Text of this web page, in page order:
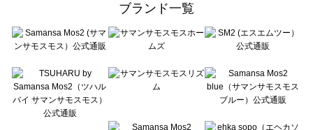
Te chichi（テチチ）の一覧
Te chichi CLASSIC（テチチ クラシック）の一覧
Lugnoncure（ルノンキュール）の一覧
BETTY'S BLUE（べティーズブルー）の一覧
Wpc.（ワールドパーティー）の一覧
ブランド一覧